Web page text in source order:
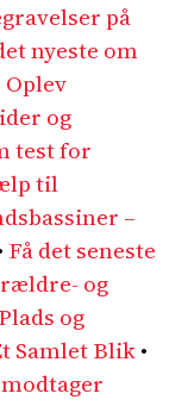
på
nyeste om
Oplev
og
test for
til
–
Få det seneste
og
og
Samlet Blik•